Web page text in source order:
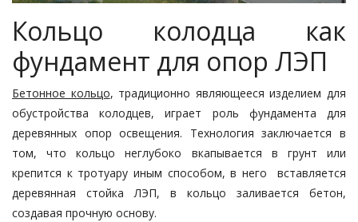
Кольцо колодца как
фундамент для опор ЛЭП
Бетонное кольцо, традиционно являющееся изделием для
обустройства колодцев, играет роль фундамента для
деревянных опор освещения. Технология заключается в
том, что кольцо неглубоко вкапывается в грунт или
крепится к тротуару иным способом, в него вставляется
деревянная стойка ЛЭП, в кольцо заливается бетон,
создавая прочную основу.